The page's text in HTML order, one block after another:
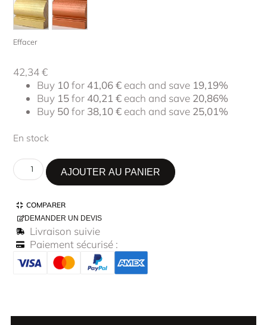
Effacer
42,34€
Buy 10for 41,06€ each and save 19,19%
Buy 15for 40,21€ each and save 20,86%
Buy 50for 38,10€ each and save 25,01%
En stock
AJOUTER AU PANIER
COMPARER
DEMANDER UN DEVIS
Livraison suivie
Paiement sécurisé :